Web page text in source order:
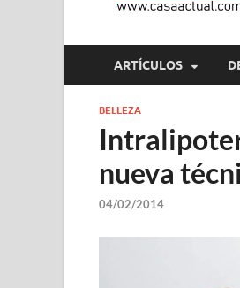
ARTÍCULOS
BELLEZA
nueva
04/02/2014